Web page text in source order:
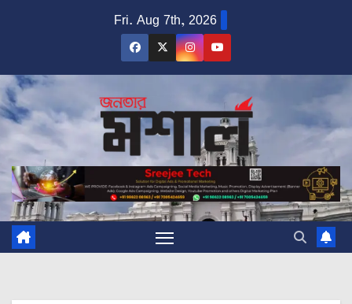
Fri. Aug 7th, 2026